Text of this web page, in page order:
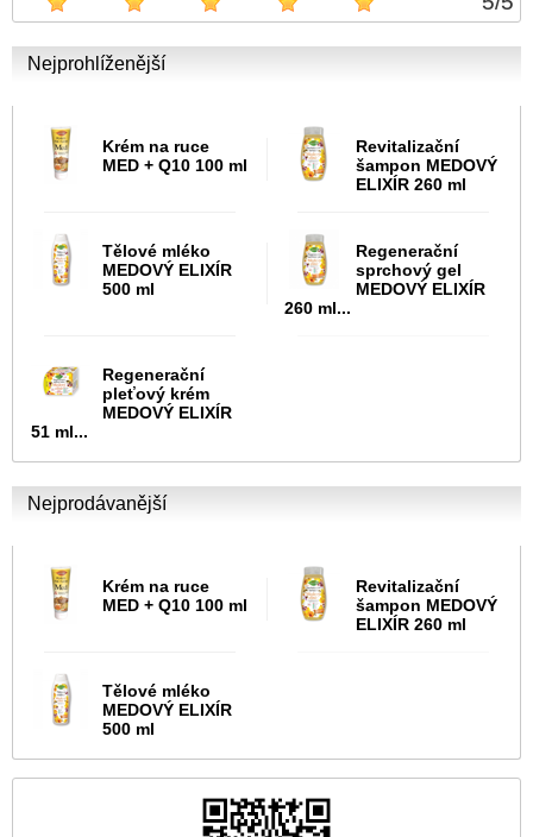
Nejprohlíženější
Krém na ruce
MED + Q10 100 ml
Revitalizační
šampon MEDOVÝ
ELIXÍR 260 ml
Tělové mléko
MEDOVÝ ELIXÍR
500 ml
Regenerační
sprchový gel
MEDOVÝ ELIXÍR
260 ml...
Regenerační
pleťový krém
MEDOVÝ ELIXÍR
51 ml...
Nejprodávanější
Krém na ruce
MED + Q10 100 ml
Revitalizační
šampon MEDOVÝ
ELIXÍR 260 ml
Tělové mléko
MEDOVÝ ELIXÍR
500 ml